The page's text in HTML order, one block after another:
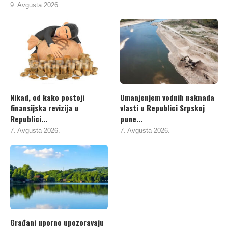
9. Avgusta 2026.
Nikad, od kako postoji
finansijska revizija u
Republici...
7. Avgusta 2026.
Umanjenjem vodnih naknada
vlasti u Republici Srpskoj
pune...
7. Avgusta 2026.
Građani uporno upozoravaju